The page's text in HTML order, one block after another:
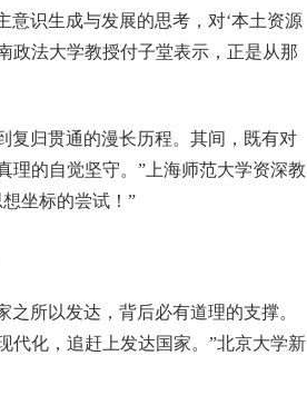
意识生成与发展的思考，对‘本土资源
政法大学教授付子堂表示，正是从那
复归贯通的漫长历程。其间，既有对
理的自觉坚守。”上海师范大学资深教
坐标的尝试！”
所以发达，背后必有道理的支撑。
代化，追赶上发达国家。”北京大学新